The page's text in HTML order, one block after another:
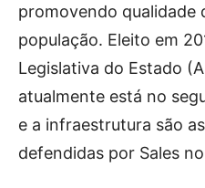
promovendo qualidade
população. Eleito em
Legislativa do Estado
atualmente está no
e a infraestrutura são
defendidas por Sales